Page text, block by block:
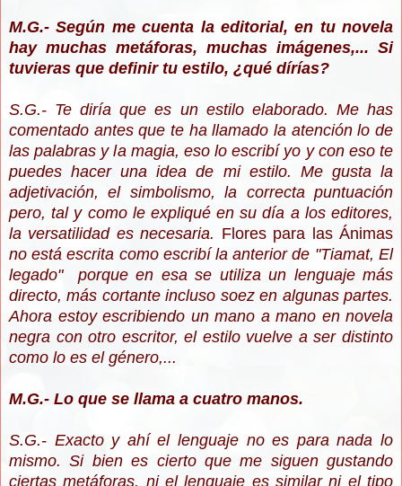
M.G.- Según me cuenta la editorial, en tu novela
hay muchas metáforas, muchas imágenes,... Si
tuvieras que definir tu estilo, ¿qué dírías?
S.G.- Te diría que es un estilo elaborado. Me has
comentado antes que te ha llamado la atención lo de
las palabras y la magia, eso lo escribí yo y con eso te
puedes hacer una idea de mi estilo. Me gusta la
adjetivación, el simbolismo, la correcta puntuación
pero, tal y como le expliqué en su día a los editores,
la versatilidad es necesaria. Flores para las Ánimas
no está escrita como escribí la anterior de "Tiamat, El
legado" porque en esa se utiliza un lenguaje más
directo, más cortante incluso soez en algunas partes.
Ahora estoy escribiendo un mano a mano en novela
negra con otro escritor, el estilo vuelve a ser distinto
como lo es el género,...
M.G.- Lo que se llama a cuatro manos.
S.G.- Exacto y ahí el lenguaje no es para nada lo
mismo. Si bien es cierto que me siguen gustando
ciertas metáforas, ni el lenguaje es similar ni el tipo